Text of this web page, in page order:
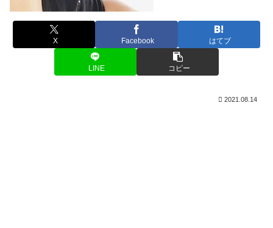
X Facebook はてブ
LINE コピー
2021.08.14